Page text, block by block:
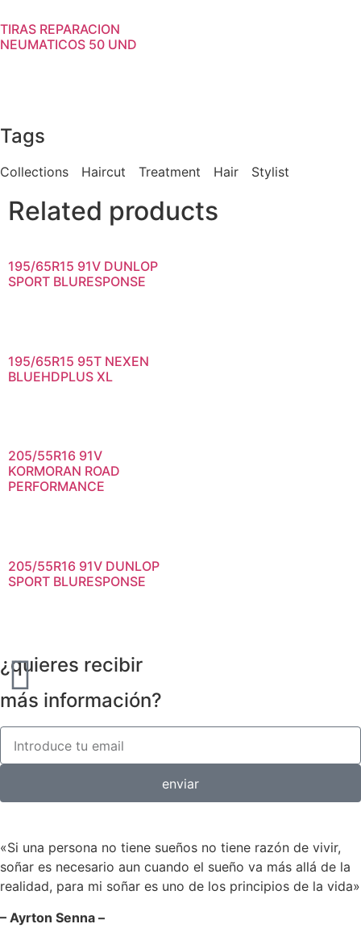
TIRAS REPARACION
NEUMATICOS 50 UND
Tags
Collections Haircut Treatment Hair Stylist
Related products
195/65R15 91V DUNLOP
SPORT BLURESPONSE
195/65R15 95T NEXEN
BLUEHDPLUS XL
205/55R16 91V
KORMORAN ROAD
PERFORMANCE
205/55R16 91V DUNLOP
SPORT BLURESPONSE
¿quieres recibir
más información?
enviar
«Si una persona no tiene sueños no tiene razón de vivir,
soñar es necesario aun cuando el sueño va más allá de la
realidad, para mi soñar es uno de los principios de la vida»
– Ayrton Senna –